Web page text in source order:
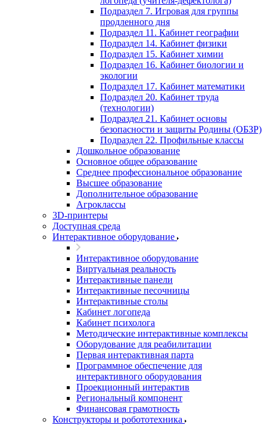
Подраздел 7. Игровая для группы
продленного дня
Подраздел 11. Кабинет географии
Подраздел 14. Кабинет физики
Подраздел 15. Кабинет химии
Подраздел 16. Кабинет биологии и
экологии
Подраздел 17. Кабинет математики
Подраздел 20. Кабинет труда
(технологии)
Подраздел 21. Кабинет основы
безопасности и защиты Родины (ОБЗР)
Подраздел 22. Профильные классы
Дошкольное образование
Основное общее образование
Среднее профессиональное образование
Высшее образование
Дополнительное образование
Агроклассы
3D-принтеры
Доступная среда
Интерактивное оборудование
Интерактивное оборудование
Виртуальная реальность
Интерактивные панели
Интерактивные песочницы
Интерактивные столы
Кабинет логопеда
Кабинет психолога
Методические интерактивные комплексы
Оборудование для реабилитации
Первая интерактивная парта
Программное обеспечение для
интерактивного оборудования
Проекционный интерактив
Региональный компонент
Финансовая грамотность
Конструкторы и робототехника